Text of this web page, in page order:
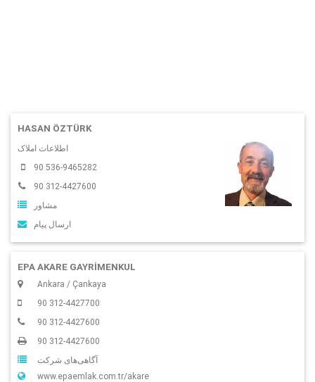
HASAN ÖZTÜRK
اطلاعات املاک
90 536-9465282
90 312-4427600
مشاور
ارسال پیام
EPA AKARE GAYRİMENKUL
Ankara / Çankaya
90 312-4427700
90 312-4427600
90 312-4427600
آگاهی‌‌های شرکت
www.epaemlak.com.tr/akare